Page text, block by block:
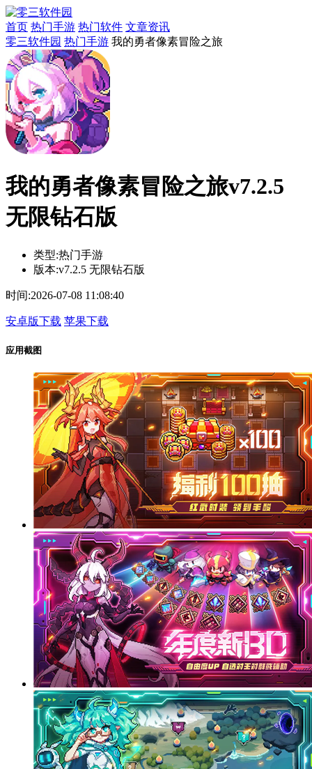
首页 热门手游 热门软件 文章资讯
零三软件园 热门手游 我的勇者像素冒险之旅
我的勇者像素冒险之旅v7.2.5
无限钻石版
类型:热门手游
版本:v7.2.5 无限钻石版
时间:2026-07-08 11:08:40
安卓版下载 苹果下载
应用截图